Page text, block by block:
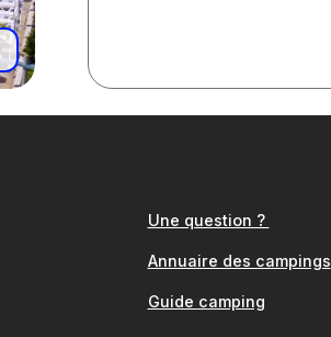
Une question ?
Annuaire des campings
Guide camping